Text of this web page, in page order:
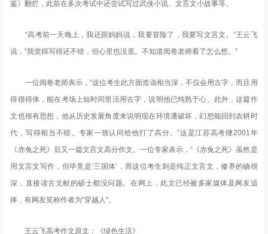
鉴》翻烂，此前在多次考试中还尝试写过武侠小说、文言文小故事等。
“高考前一天晚上，我还跟妈妈说，我要冒险了，我要写文言文。”王云飞
说，“我觉得写得还不错，但心里也没底。不知道阅卷老师看了怎么想。”
一位阅卷老师表示，“这位考生此方面造诣相当深，不仅会用古字，而且用
得很得体，能在考场上短时间里活用古字，说明他已纯熟于心。此外，这篇作
文也很有思想，他从历史发展角度来说明现在环境遭破坏，幻想能回到农耕时
代，写得相当不错。专家一致认同给他打了高分。”这是江苏高考继2001年
《赤兔之死》后又一篇文言文高分作文。一位专家表示，“《赤兔之死》虽然是
用文言文写作，但毕竟是‘三国体’，而这位考生则是纯正文言文，修养的确很
深，直接读古文献的硕士都没问题。在网上，此文已经被多家媒体及网友追
捧，有网友笑称作者为“穿越人”。
王云飞高考作文原文：《绿色生活》